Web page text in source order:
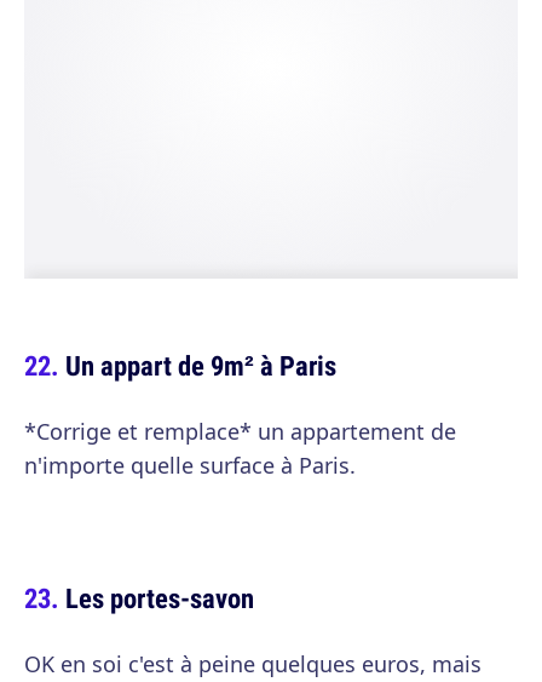
Un appart de 9m² à Paris
*Corrige et remplace* un appartement de
n'importe quelle surface à Paris.
Les portes-savon
OK en soi c'est à peine quelques euros, mais